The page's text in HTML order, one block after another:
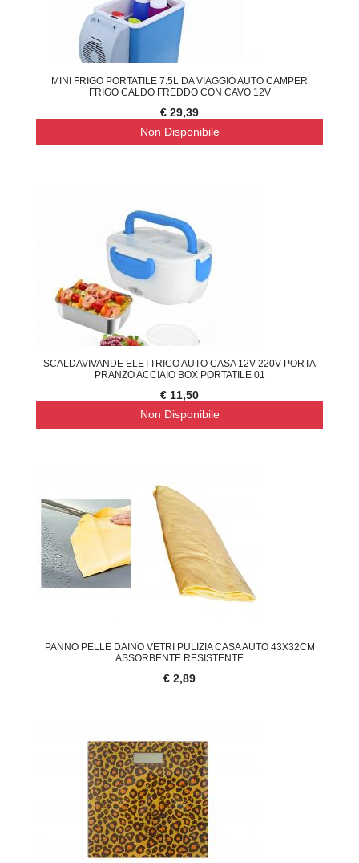
MINI FRIGO PORTATILE 7.5L DA VIAGGIO AUTO CAMPER
FRIGO CALDO FREDDO CON CAVO 12V
€ 29,39
Non Disponibile
SCALDAVIVANDE ELETTRICO AUTO CASA 12V 220V PORTA
PRANZO ACCIAIO BOX PORTATILE 01
€ 11,50
Non Disponibile
PANNO PELLE DAINO VETRI PULIZIA CASA AUTO 43X32CM
ASSORBENTE RESISTENTE
€ 2,89